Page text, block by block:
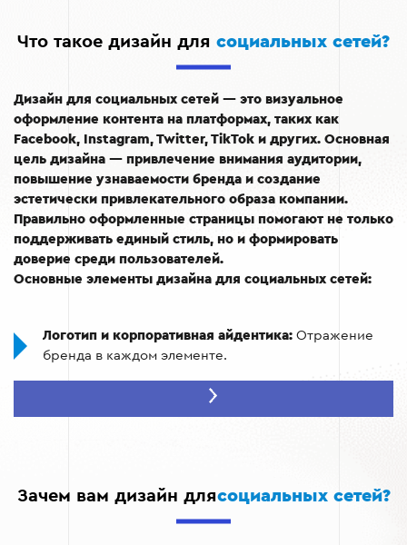
Что такое дизайн для социальных сетей?
Дизайн для социальных сетей — это визуальное
оформление контента на платформах, таких как
Facebook, Instagram, Twitter, TikTok и других. Основная
цель дизайна — привлечение внимания аудитории,
повышение узнаваемости бренда и создание
эстетически привлекательного образа компании.
Правильно оформленные страницы помогают не только
поддерживать единый стиль, но и формировать
доверие среди пользователей.
Основные элементы дизайна для социальных сетей:
Логотип и корпоративная айдентика: Отражение
бренда в каждом элементе.
Заранее подготовленные макеты
Анимации и интерактивный контент:Гифки, сторис,
видео для привлечения внимания.
Зачем вам дизайн длясоциальных сетей?